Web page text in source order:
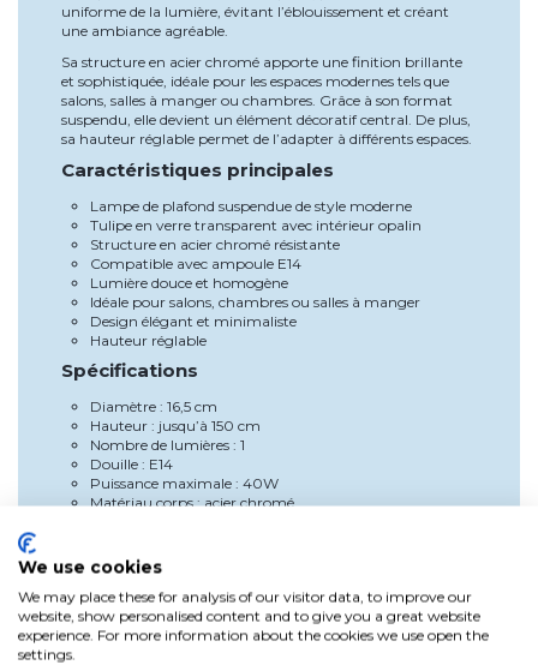
uniforme de la lumière, évitant l’éblouissement et créant
une ambiance agréable.
Sa structure en acier chromé apporte une finition brillante
et sophistiquée, idéale pour les espaces modernes tels que
salons, salles à manger ou chambres. Grâce à son format
suspendu, elle devient un élément décoratif central. De plus,
sa hauteur réglable permet de l’adapter à différents espaces.
Caractéristiques principales
Lampe de plafond suspendue de style moderne
Tulipe en verre transparent avec intérieur opalin
Structure en acier chromé résistante
Compatible avec ampoule E14
Lumière douce et homogène
Idéale pour salons, chambres ou salles à manger
Design élégant et minimaliste
Hauteur réglable
Spécifications
Diamètre : 16,5 cm
Hauteur : jusqu’à 150 cm
Nombre de lumières : 1
Douille : E14
Puissance maximale : 40W
Matériau corps : acier chromé
Température de fonctionnement : -20ºC à 50ºC
Source lumineuse : ampoule non incluse
Avantages
La lampe Nolina offre une lumière équilibrée et élégante,
améliorant le confort visuel. Son double verre diffuse la
We use cookies
We may place these for analysis of our visitor data, to improve our
website, show personalised content and to give you a great website
experience. For more information about the cookies we use open the
settings.